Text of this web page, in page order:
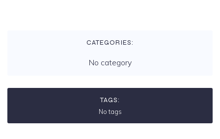
CATEGORIES:
No category
TAGS:
No tags